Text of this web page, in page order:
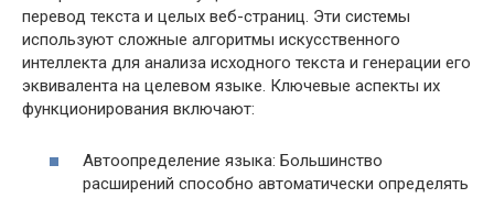
перевод текста и целых веб-страниц. Эти системы
используют сложные алгоритмы искусственного
интеллекта для анализа исходного текста и генерации его
эквивалента на целевом языке. Ключевые аспекты их
функционирования включают:
Автоопределение языка: Большинство
расширений способно автоматически определять